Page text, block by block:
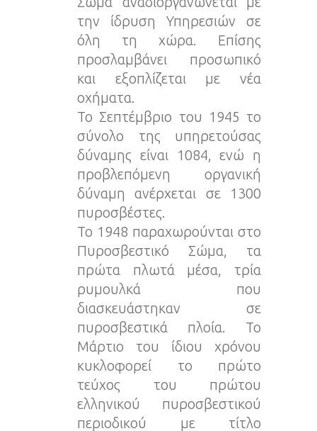
την ίδρυση Υπηρεσιών σε
όλη τη χώρα. Επίσης
προσλαμβάνει προσωπικό
και εξοπλίζεται με νέα
οχήματα.
Το Σεπτέμβριο του 1945 το
σύνολο της υπηρετούσας
δύναμης είναι 1084, ενώ η
προβλεπόμενη οργανική
δύναμη ανέρχεται σε 1300
πυροσβέστες.
Το 1948 παραχωρούνται στο
Πυροσβεστικό Σώμα, τα
πρώτα πλωτά μέσα, τρία
ρυμουλκά που
διασκευάστηκαν σε
πυροσβεστικά πλοία. Το
Μάρτιο του ίδιου χρόνου
κυκλοφορεί το πρώτο
τεύχος του πρώτου
ελληνικού πυροσβεστικού
περιοδικού με τίτλο